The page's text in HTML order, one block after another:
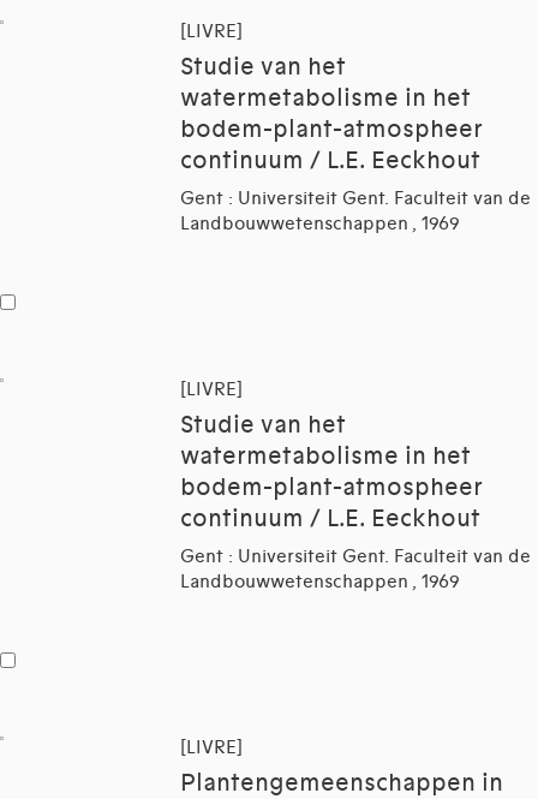
[LIVRE]
Studie van het
watermetabolisme in het
bodem-plant-atmospheer
continuum / L.E. Eeckhout
Gent : Universiteit Gent. Faculteit van de
Landbouwwetenschappen , 1969
[LIVRE]
Studie van het
watermetabolisme in het
bodem-plant-atmospheer
continuum / L.E. Eeckhout
Gent : Universiteit Gent. Faculteit van de
Landbouwwetenschappen , 1969
[LIVRE]
Plantengemeenschappen in